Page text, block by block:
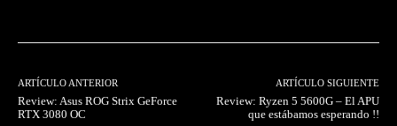
ARTÍCULO ANTERIOR
Review: Asus ROG Strix GeForce
RTX 3080 OC
ARTÍCULO SIGUIENTE
Review: Ryzen 5 5600G – El APU
que estábamos esperando !!